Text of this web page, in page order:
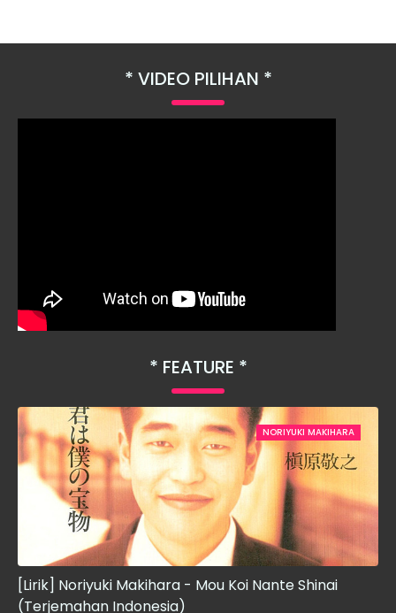
VIDEO PILIHAN
FEATURE
NORIYUKI MAKIHARA
[Lirik] Noriyuki Makihara - Mou Koi Nante Shinai
(Terjemahan Indonesia)